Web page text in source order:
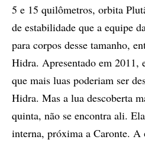
5 e 15 quilômetros, orbita
de estabilidade que a equipe
para corpos desse tamanho,
Hidra. Apresentado em 2011,
que mais luas poderiam ser
Hidra. Mas a lua descoberta
quinta, não se encontra ali.
interna, próxima a Caronte. A